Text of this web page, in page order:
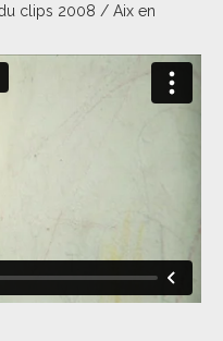
clips 2008 / Aix en